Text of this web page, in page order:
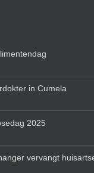
in Cumela
2025
vervangt